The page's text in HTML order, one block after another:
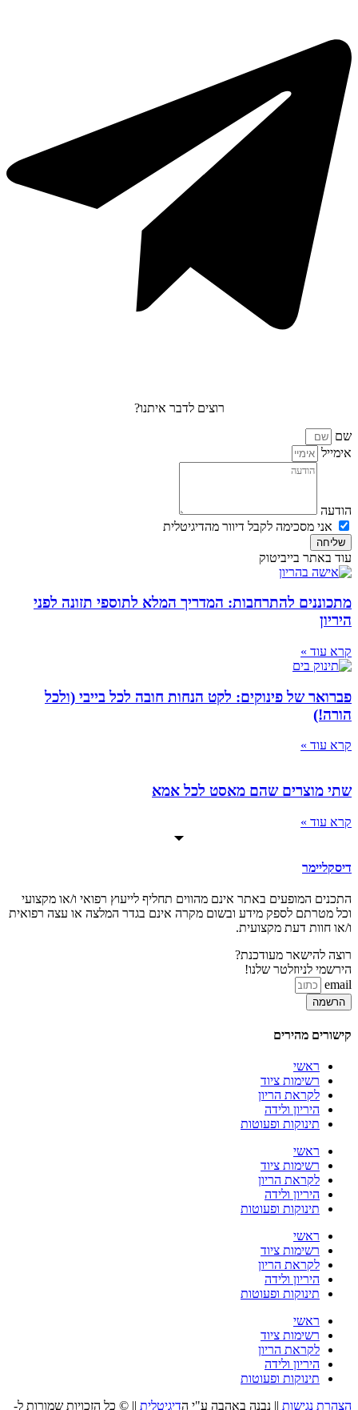
רוצים לדבר איתנו?
שם
אימייל
הודעה
אני מסכימה לקבל דיוור מהדיגיטלית
שליחה
עוד באתר בייביטוק
מתכוננים להתרחבות: המדריך המלא לתוספי תזונה לפני
היריון
קרא עוד »
פברואר של פינוקים: לקט הנחות חובה לכל בייבי (ולכל
הורה!)
קרא עוד »
שתי מוצרים שהם מאסט לכל אמא
קרא עוד »
דיסקליימר
התכנים המופעים באתר אינם מהווים תחליף לייעוץ רפואי ו/או מקצועי
וכל מטרתם לספק מידע ובשום מקרה אינם בגדר המלצה או עצה רפואית
ו/או חוות דעת מקצועית.
רוצה להישאר מעודכנת?
הירשמי לניוזלטר שלנו!
email
הרשמה
קישורים מהירים
ראשי
רשימות ציוד
לקראת הריון
היריון ולידה
תינוקות ופעוטות
ראשי
רשימות ציוד
לקראת הריון
היריון ולידה
תינוקות ופעוטות
ראשי
רשימות ציוד
לקראת הריון
היריון ולידה
תינוקות ופעוטות
ראשי
רשימות ציוד
לקראת הריון
היריון ולידה
תינוקות ופעוטות
הצהרת נגישות || נבנה באהבה ע"י הדיגיטלית || © כל הזכויות שמורות ל-